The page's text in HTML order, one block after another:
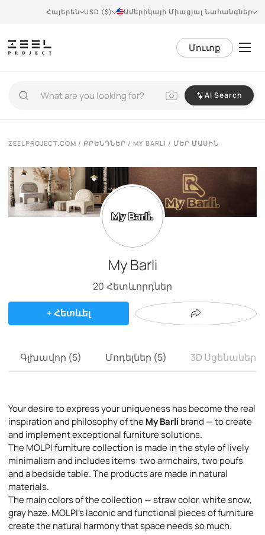
Հայերեն USD ($) Ամերիկայի Միացյալ Նահանգներ
Մուտք
AI Search
ZEELPROJECT.COM / ԲՐԵՆԴՆԵՐ / MY BARLI / ՄԵՐ ՄԱՍԻՆ
My Barli
20 Հետևորդներ
+ Հետևել
Գլխավոր (5) Մոդելներ (5) 3D Սցենաներ
Your desire to express your uniqueness has become the real
inspiration and philosophy of theMy Barli brand — to create
and implement exceptional furniture solutions.
The MOLPI furniture collection is made in the style of lively
minimalism and includes items: two armchairs, two poufs
and a bedside table. The products are made in natural
materials.
The main colors of the collection — straw color, white snow,
gray haze. MOLPI’s laconic and functional pieces of furniture
create the natural harmony that space needs so much.